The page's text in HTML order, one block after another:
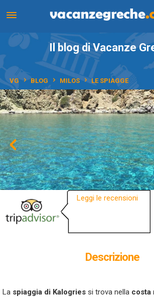
Il blog di Vacanze
VG BLOG MILOS LE SPIAGGE
Descrizione
La spiaggia di Kalogries si trova nella costa
Leggi le recensioni